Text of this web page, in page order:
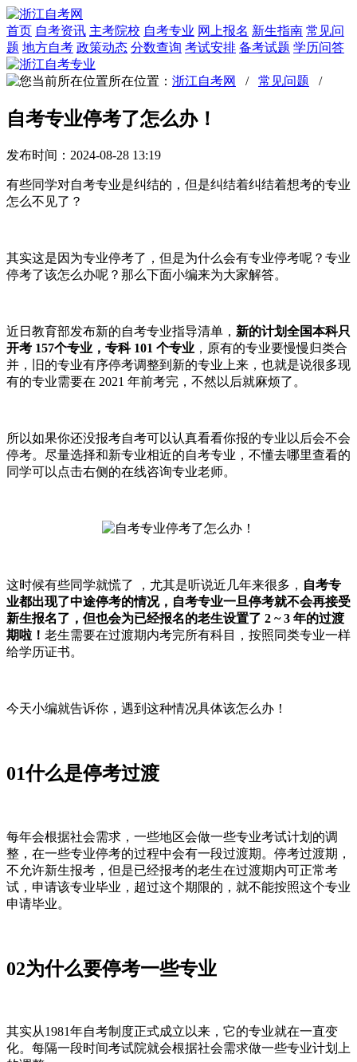
首页 自考资讯 主考院校 自考专业 网上报名 新生指南 常见问
题 地方自考 政策动态 分数查询 考试安排 备考试题 学历问答
所在位置： 浙江自考网 / 常见问题 /
自考专业停考了怎么办！
发布时间：2024-08-28 13:19
有些同学对自考专业是纠结的，但是纠结着纠结着想考的专业
怎么不见了？
其实这是因为专业停考了，但是为什么会有专业停考呢？专业
停考了该怎么办呢？那么下面小编来为大家解答。
近日教育部发布新的自考专业指导清单， 新的计划全国本科只
开考 157个专业，专科 101 个专业 ，原有的专业要慢慢归类合
并，旧的专业有序停考调整到新的专业上来，也就是说很多现
有的专业需要在 2021 年前考完，不然以后就麻烦了。
所以如果你还没报考自考可以认真看看你报的专业以后会不会
停考。尽量选择和新专业相近的自考专业，不懂去哪里查看的
同学可以点击右侧的在线咨询专业老师。
这时候有些同学就慌了 ，尤其是听说近几年来很多， 自考专
业都出现了中途停考的情况，自考专业一旦停考就不会再接受
新生报名了，但也会为已经报名的老生设置了 2 ~ 3 年的过渡
期啦！ 老生需要在过渡期内考完所有科目，按照同类专业一样
给学历证书。
今天小编就告诉你，遇到这种情况具体该怎么办！
01什么是停考过渡
每年会根据社会需求，一些地区会做一些专业考试计划的调
整，在一些专业停考的过程中会有一段过渡期。停考过渡期，
不允许新生报考，但是已经报考的老生在过渡期内可正常考
试，申请该专业毕业，超过这个期限的，就不能按照这个专业
申请毕业。
02为什么要停考一些专业
其实从1981年自考制度正式成立以来，它的专业就在一直变
化。每隔一段时间考试院就会根据社会需求做一些专业计划上